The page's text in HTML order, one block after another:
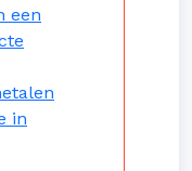
een
in